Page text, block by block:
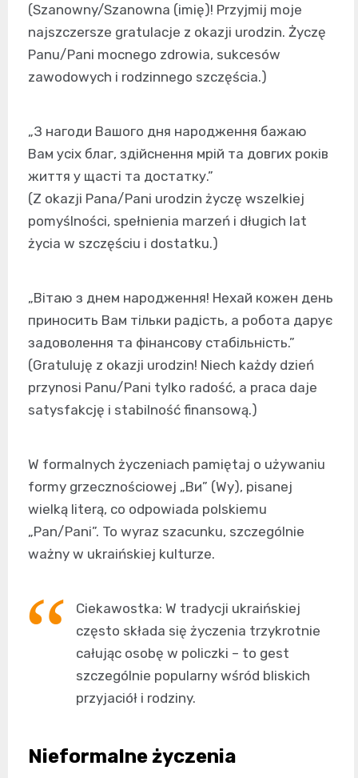
(Szanowny/Szanowna (imię)! Przyjmij moje
najszczersze gratulacje z okazji urodzin. Życzę
Panu/Pani mocnego zdrowia, sukcesów
zawodowych i rodzinnego szczęścia.)
„З нагоди Вашого дня народження бажаю
Вам усіх благ, здійснення мрій та довгих років
життя у щасті та достатку.”
(Z okazji Pana/Pani urodzin życzę wszelkiej
pomyślności, spełnienia marzeń i długich lat
życia w szczęściu i dostatku.)
„Вітаю з днем народження! Нехай кожен день
приносить Вам тільки радість, а робота дарує
задоволення та фінансову стабільність.”
(Gratuluję z okazji urodzin! Niech każdy dzień
przynosi Panu/Pani tylko radość, a praca daje
satysfakcję i stabilność finansową.)
W formalnych życzeniach pamiętaj o używaniu
formy grzecznościowej „Ви” (Wy), pisanej
wielką literą, co odpowiada polskiemu
„Pan/Pani”. To wyraz szacunku, szczególnie
ważny w ukraińskiej kulturze.
Ciekawostka: W tradycji ukraińskiej
często składa się życzenia trzykrotnie
całując osobę w policzki – to gest
szczególnie popularny wśród bliskich
przyjaciół i rodziny.
Nieformalne życzenia